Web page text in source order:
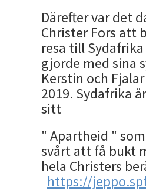
Därefter var det
Christer Fors att
resa till
gjorde med sina
Kerstin och
2019. Sydafrika
sitt
" Apartheid "
svårt att få bukt
hela Christers
https://